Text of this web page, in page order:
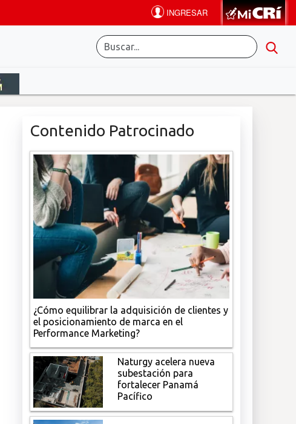
Contenido Patrocinado
¿Cómo equilibrar la adquisición de clientes y
el posicionamiento de marca en el
Performance Marketing?
Naturgy acelera nueva
subestación para
fortalecer Panamá
Pacífico